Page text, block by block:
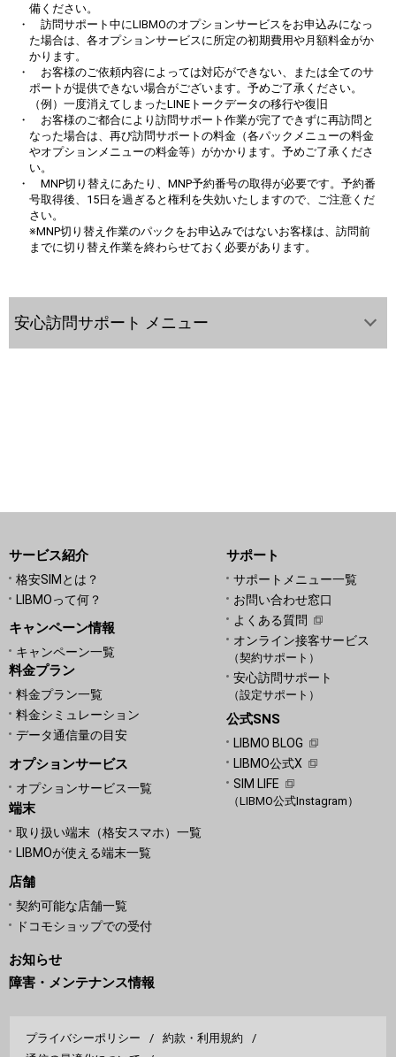
備ください。
・ 訪問サポート中にLIBMOのオプションサービスをお申込みになっ
た場合は、各オプションサービスに所定の初期費用や月額料金がか
かります。
・ お客様のご依頼内容によっては対応ができない、または全てのサ
ポートが提供できない場合がございます。予めご了承ください。
（例）一度消えてしまったLINEトークデータの移行や復旧
・ お客様のご都合により訪問サポート作業が完了できずに再訪問と
なった場合は、再び訪問サポートの料金（各パックメニューの料金
やオプションメニューの料金等）がかかります。予めご了承くださ
い。
・ MNP切り替えにあたり、MNP予約番号の取得が必要です。予約番
号取得後、15日を過ぎると権利を失効いたしますので、ご注意くだ
さい。
※MNP切り替え作業のパックをお申込みではないお客様は、訪問前
までに切り替え作業を終わらせておく必要があります。
安心訪問サポート メニュー
サービス紹介
格安SIMとは？
LIBMOって何？
キャンペーン情報
キャンペーン一覧
料金プラン
料金プラン一覧
料金シミュレーション
データ通信量の目安
オプションサービス
オプションサービス一覧
端末
取り扱い端末（格安スマホ）一覧
LIBMOが使える端末一覧
店舗
契約可能な店舗一覧
ドコモショップでの受付
サポート
サポートメニュー一覧
お問い合わせ窓口
よくある質問
オンライン接客サービス
（契約サポート）
安心訪問サポート
（設定サポート）
公式SNS
LIBMO BLOG
LIBMO公式X
SIM LIFE
（LIBMO公式Instagram）
お知らせ
障害・メンテナンス情報
プライバシーポリシー
約款・利用規約